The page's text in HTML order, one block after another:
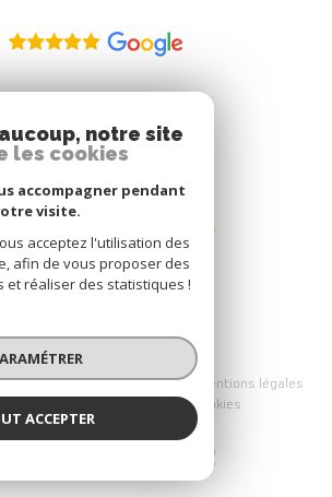
Nous adhérons
2026 | Tous droits réservés
Nos honoraires
Mentions légales
Cookies
notre site
les cookies
accompagner pendant
visite.
acceptez l'utilisation des
afin de vous proposer des
et réaliser des statistiques !
ACCEPTER